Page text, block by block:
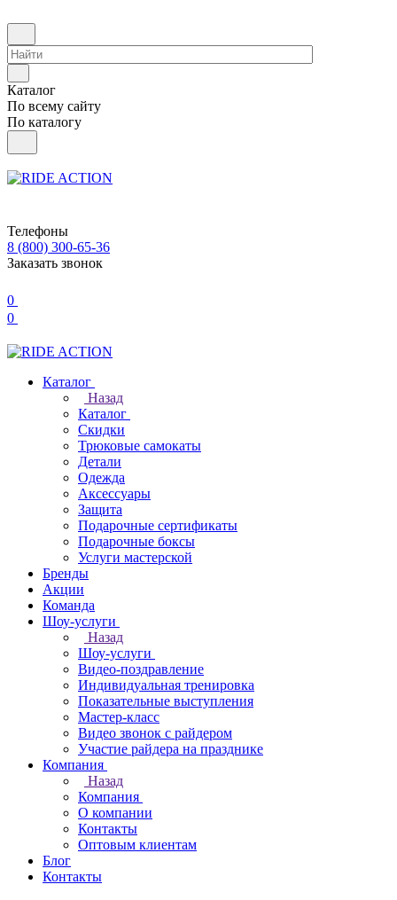
Каталог
По всему сайту
По каталогу
Телефоны
8 (800) 300-65-36
Заказать звонок
0
0
Каталог
Назад
Каталог
Скидки
Трюковые самокаты
Детали
Одежда
Аксессуары
Защита
Подарочные сертификаты
Подарочные боксы
Услуги мастерской
Бренды
Акции
Команда
Шоу-услуги
Назад
Шоу-услуги
Видео-поздравление
Индивидуальная тренировка
Показательные выступления
Мастер-класс
Видео звонок с райдером
Участие райдера на празднике
Компания
Назад
Компания
О компании
Контакты
Оптовым клиентам
Блог
Контакты